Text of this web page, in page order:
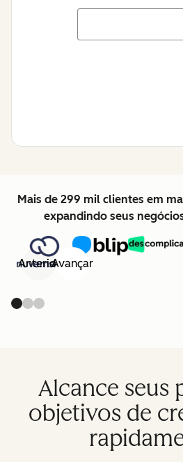
Mais de 299 mil clientes em
expandindo seus
AnteriorAvançar
Alcance seus
objetivos de